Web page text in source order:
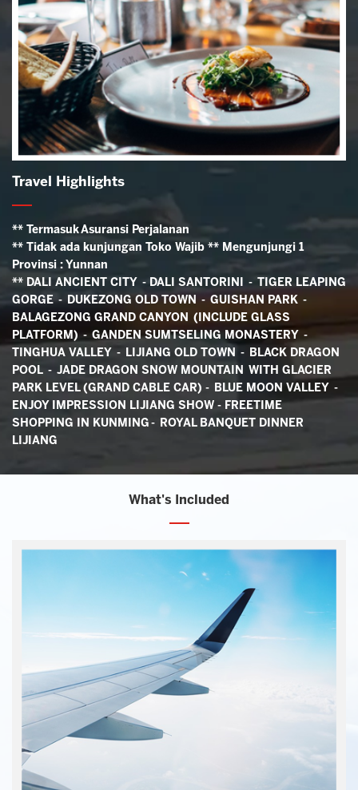
Travel Highlights
** Termasuk Asuransi Perjalanan
** Tidak ada kunjungan Toko Wajib ** Mengunjungi 1
Provinsi : Yunnan
** DALI ANCIENT CITY - DALI SANTORINI - TIGER LEAPING
GORGE - DUKEZONG OLD TOWN - GUISHAN PARK -
BALAGEZONG GRAND CANYON (INCLUDE GLASS
PLATFORM) - GANDEN SUMTSELING MONASTERY -
TINGHUA VALLEY - LIJIANG OLD TOWN - BLACK DRAGON
POOL - JADE DRAGON SNOW MOUNTAIN WITH GLACIER
PARK LEVEL (GRAND CABLE CAR) - BLUE MOON VALLEY -
ENJOY IMPRESSION LIJIANG SHOW - FREETIME
SHOPPING IN KUNMING - ROYAL BANQUET DINNER
LIJIANG
What's Included